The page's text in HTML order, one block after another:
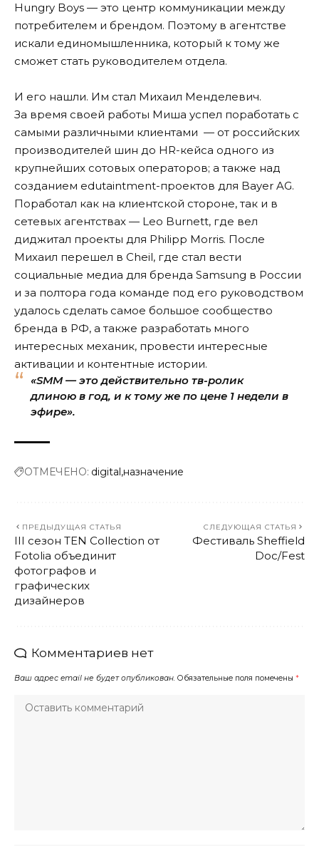
Hungry Boys — это центр коммуникации между
потребителем и брендом. Поэтому в агентстве
искали единомышленника, который к тому же
сможет стать руководителем отдела.
И его нашли. Им стал Михаил Менделевич.
За время своей работы Миша успел поработать с
самыми различными клиентами — от российских
производителей шин до HR-кейса одного из
крупнейших сотовых операторов; а также над
созданием edutaintment-проектов для Bayer AG.
Поработал как на клиентской стороне, так и в
сетевых агентствах — Leo Burnett, где вел
диджитал проекты для Philipp Morris. После
Михаил перешел в Cheil, где стал вести
социальные медиа для бренда Samsung в России
и за полтора года команде под его руководством
удалось сделать самое большое сообщество
бренда в РФ, а также разработать много
интересных механик, провести интересные
активации и контентные истории.
«SMM — это действительно тв-ролик
длиною в год, и к тому же по цене 1 недели в
эфире».
ОТМЕЧЕНО: digital назначение
ПРЕДЫДУЩАЯ СТАТЬЯ
III сезон TEN Collection от
Fotolia объединит
фотографов и
графических
дизайнеров
СЛЕДУЮЩАЯ СТАТЬЯ
Фестиваль Sheffield
Doc/Fest
Комментариев нет
Ваш адрес email не будет опубликован. Обязательные поля помечены *